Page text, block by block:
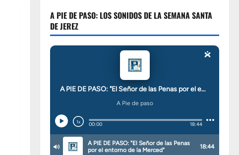
A PIE DE PASO: LOS SONIDOS DE LA SEMANA SANTA
DE JEREZ